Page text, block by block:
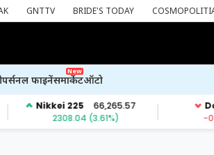
GNTTV BRIDE'S TODAY
पर्सनल फाइनेंस
New
मार्केटऑटो